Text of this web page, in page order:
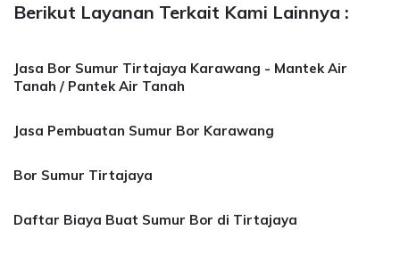
Berikut Layanan Terkait Kami Lainnya :
Jasa Bor Sumur Tirtajaya Karawang - Mantek Air
Tanah / Pantek Air Tanah
Jasa Pembuatan Sumur Bor Karawang
Bor Sumur Tirtajaya
Daftar Biaya Buat Sumur Bor di Tirtajaya